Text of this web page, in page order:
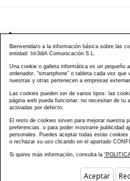
976 203 103
Calle Mayor, 40, CP 50001 -
cursos@famcp.org
Plan de Formación|
Presenciales
Campus|Matriculación|
Privacidad|Política Cookies
Diseño y Desarrollo web
Bienvenida/o a la información básica sobre las
entidad: Im3diA Comunicación S.L.
Una cookie o galleta informática es un pequeño
ordenador, “smartphone” o tableta cada vez
nuestras y otras pertenecen a empresas
Las cookies pueden ser de varios tipos: las
página web pueda funcionar, no necesitan de tu
activadas por defecto.
El resto de cookies sirven para mejorar nuestra
preferencias, o para poder mostrarte publicidad
personales. Puedes aceptar todas estas
o rechazar su uso clicando en el apartado
Si quires más información, consulta la
Aceptar